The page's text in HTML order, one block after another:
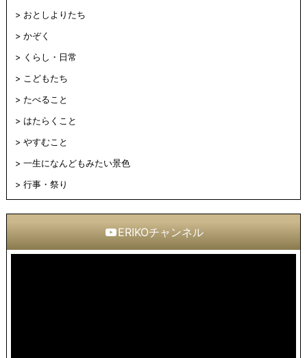
おとしよりたち
かぞく
くらし・日常
こどもたち
たべること
はたらくこと
やすむこと
一生になんどもみたい景色
行事・祭り
ERIKOチャンネル